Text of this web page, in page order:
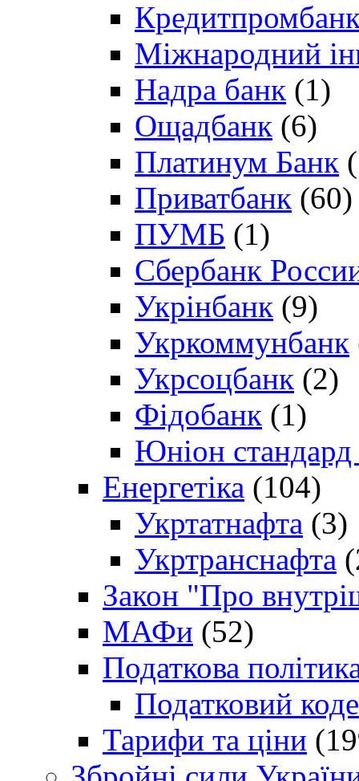
Міжнародний
Надра банк (1)
Ощадбанк (6)
Платинум Банк
Приватбанк (60)
ПУМБ (1)
Сбербанк
Укрінбанк (9)
Укркоммунбанк
Укрсоцбанк (2)
Фідобанк (1)
Юніон стандард
Енергетіка (104)
Укртатнафта (3)
Укртранснафта
Закон "Про
МАФи (52)
Податкова
Податковий
Тарифи та ціни